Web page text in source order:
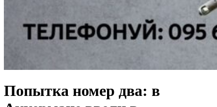
Попытка номер два: в